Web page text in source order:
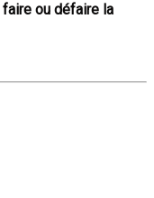
faire ou défaire la